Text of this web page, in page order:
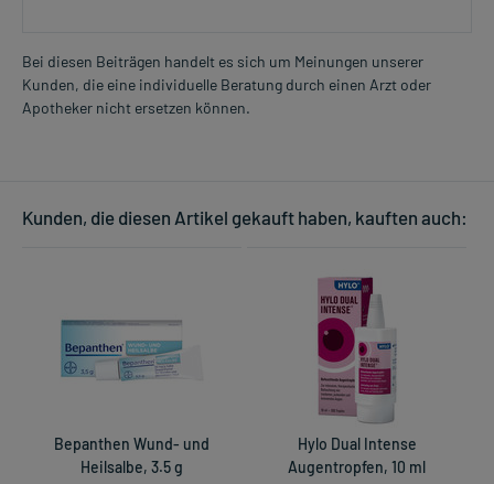
Bei diesen Beiträgen handelt es sich um Meinungen unserer
Kunden, die eine individuelle Beratung durch einen Arzt oder
Apotheker nicht ersetzen können.
Kunden, die diesen Artikel gekauft haben, kauften auch:
Bepanthen Wund- und
Heilsalbe, 3.5 g
Hylo Dual Intense
Augentropfen, 10 ml